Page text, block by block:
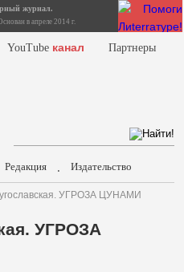
журнал.
в апреле 2014 г.
YouTube канал Партнеры
Редакция . Издательство
УГРОЗА ЦУНАМИ
УГРОЗА